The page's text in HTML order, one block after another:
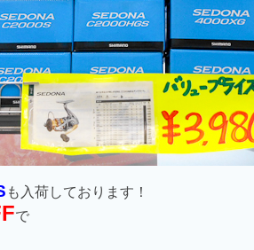
も入荷しております！
で